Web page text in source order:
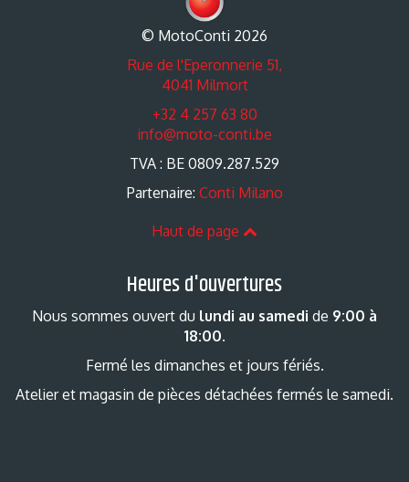
© MotoConti 2026
Rue de l'Eperonnerie 51,
4041 Milmort
+32 4 257 63 80
info@moto-conti.be
TVA : BE 0809.287.529
Partenaire: Conti Milano
Haut de page
Heures d'ouvertures
Nous sommes ouvert du lundi au samedi de 9:00 à
18:00.
Fermé les dimanches et jours fériés.
Atelier et magasin de pièces détachées fermés le samedi.